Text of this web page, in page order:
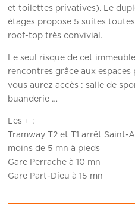
et toilettes privatives). Le
étages propose 5 suites
roof-top très convivial.
Le seul risque de cet
rencontres grâce aux espaces
vous aurez accès : salle de
buanderie …
Les + :
Tramway T2 et T1 arrêt
moins de 5 mn à pieds
Gare Perrache à 10 mn
Gare Part-Dieu à 15 mn